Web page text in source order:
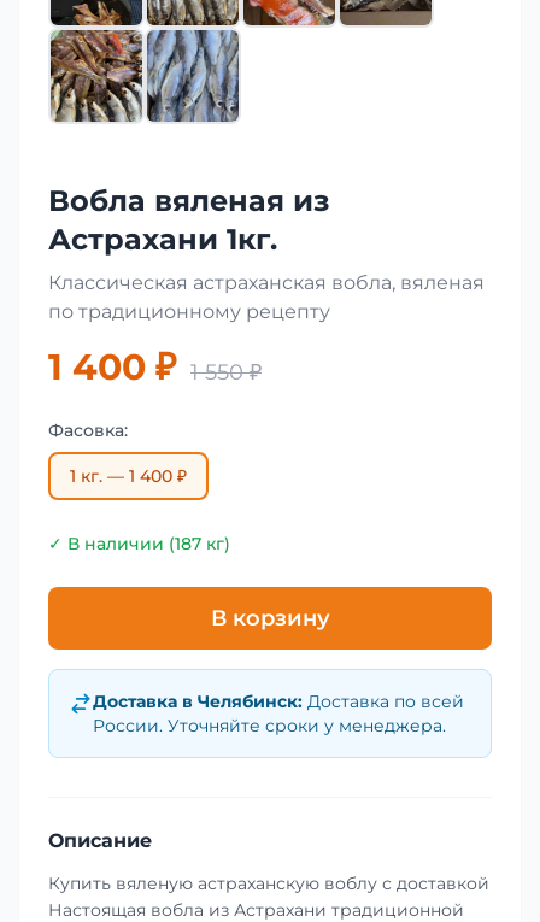
Вобла вяленая из
Астрахани 1кг.
Классическая астраханская вобла, вяленая
по традиционному рецепту
1 400 ₽ 1 550 ₽
Фасовка:
1 кг. — 1 400 ₽
✓ В наличии (187 кг)
В корзину
Доставка в Челябинск: Доставка по всей
России. Уточняйте сроки у менеджера.
Описание
Купить вяленую астраханскую воблу с доставкой
Настоящая вобла из Астрахани традиционной